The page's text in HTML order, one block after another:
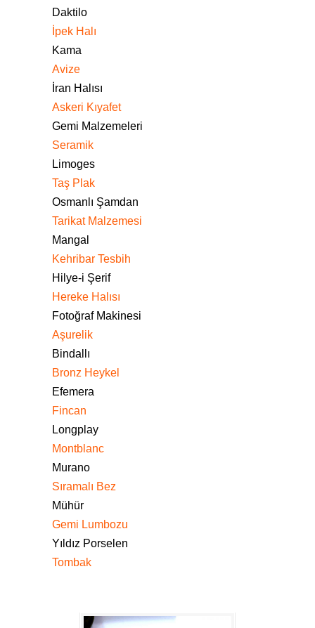
Daktilo
İpek Halı
Kama
Avize
İran Halısı
Askeri Kıyafet
Gemi Malzemeleri
Seramik
Limoges
Taş Plak
Osmanlı Şamdan
Tarikat Malzemesi
Mangal
Kehribar Tesbih
Hilye-i Şerif
Hereke Halısı
Fotoğraf Makinesi
Aşurelik
Bindallı
Bronz Heykel
Efemera
Fincan
Longplay
Montblanc
Murano
Sıramalı Bez
Mühür
Gemi Lumbozu
Yıldız Porselen
Tombak